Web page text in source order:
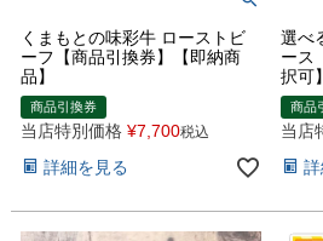
くまもとの味彩牛 ローストビ
ーフ【商品引換券】【即納商
品】
商品引換券
当店特別価格 ¥7,700税込
詳細を見る
選べ
ース
択可】
商品
当店